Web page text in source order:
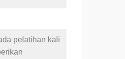
pelatihan kali